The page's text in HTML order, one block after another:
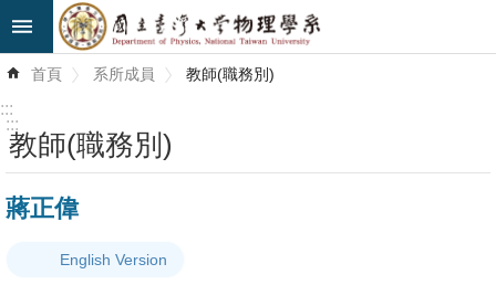
跳到主要內容區塊
階
最
新
首頁 系所成員 教師(職務別)
:::
:::
教師(職務別)
蔣正偉
English Version